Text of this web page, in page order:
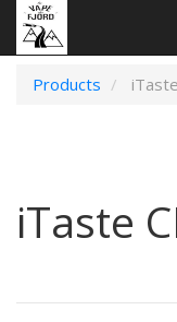
Products
iTaste